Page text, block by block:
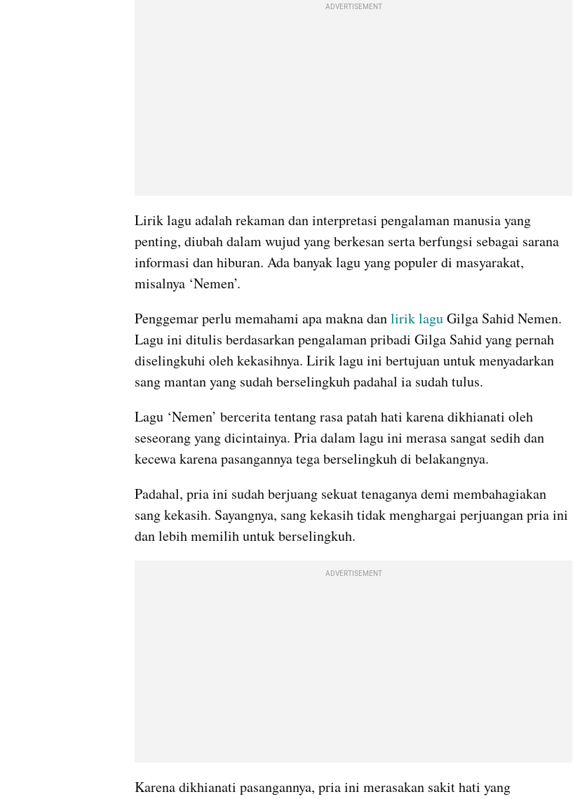
ADVERTISEMENT
Lirik lagu adalah rekaman dan interpretasi pengalaman manusia yang
penting, diubah dalam wujud yang berkesan serta berfungsi sebagai sarana
informasi dan hiburan. Ada banyak lagu yang populer di masyarakat,
misalnya ‘Nemen’.
Penggemar perlu memahami apa makna dan lirik lagu Gilga Sahid Nemen.
Lagu ini ditulis berdasarkan pengalaman pribadi Gilga Sahid yang pernah
diselingkuhi oleh kekasihnya. Lirik lagu ini bertujuan untuk menyadarkan
sang mantan yang sudah berselingkuh padahal ia sudah tulus.
Lagu ‘Nemen’ bercerita tentang rasa patah hati karena dikhianati oleh
seseorang yang dicintainya. Pria dalam lagu ini merasa sangat sedih dan
kecewa karena pasangannya tega berselingkuh di belakangnya.
Padahal, pria ini sudah berjuang sekuat tenaganya demi membahagiakan
sang kekasih. Sayangnya, sang kekasih tidak menghargai perjuangan pria ini
dan lebih memilih untuk berselingkuh.
ADVERTISEMENT
Karena dikhianati pasangannya, pria ini merasakan sakit hati yang